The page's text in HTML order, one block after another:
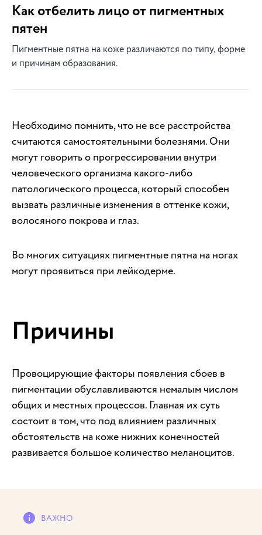
Как отбелить лицо от пигментных
пятен
Пигментные пятна на коже различаются по типу, форме
и причинам образования.
Необходимо помнить, что не все расстройства
считаются самостоятельными болезнями. Они
могут говорить о прогрессировании внутри
человеческого организма какого-либо
патологического процесса, который способен
вызвать различные изменения в оттенке кожи,
волосяного покрова и глаз.
Во многих ситуациях пигментные пятна на ногах
могут проявиться при лейкодерме.
Причины
Провоцирующие факторы появления сбоев в
пигментации обуславливаются немалым числом
общих и местных процессов. Главная их суть
состоит в том, что под влиянием различных
обстоятельств на коже нижних конечностей
развивается большое количество меланоцитов.